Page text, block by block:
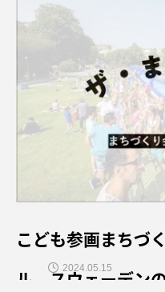
こども参画まちづ
ル、スウェーデン
2024.05.15